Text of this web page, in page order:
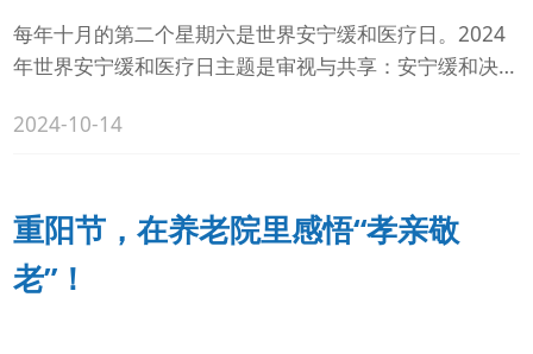
每年十月的第二个星期六是世界安宁缓和医疗日。2024
年世界安宁缓和医疗日主题是审视与共享：安宁缓和决议
2024-10-14
重阳节，在养老院里感悟“孝亲敬
老”！